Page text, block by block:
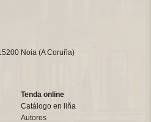
Noia (A Coruña)
Tenda online
Catálogo en liña
Autores